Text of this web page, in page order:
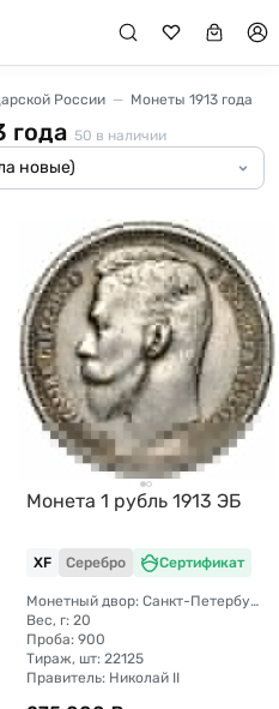
России Монеты 1913 года
года 50 в наличии
Монета 1 рубль 1913 ЭБ
XF Серебро Сертификат
Монетный двор: Санкт-Петербургский монетный двор
Вес, г: 20
Проба: 900
Тираж, шт: 22125
Правитель: Николай II